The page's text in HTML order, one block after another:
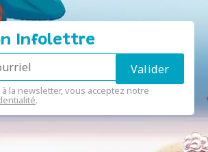
Infolettre
la newsletter, vous acceptez notre
.